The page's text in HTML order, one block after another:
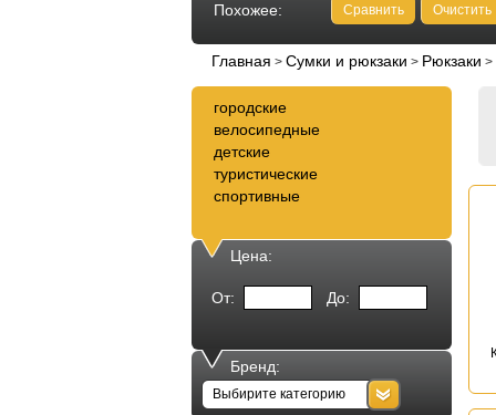
Похожее: Сравнить Очистить
Главная > Сумки и рюкзаки > Рюкзаки >
городские
велосипедные
детские
туристические
спортивные
Цена:
От: До:
Бренд:
Выбирите категорию